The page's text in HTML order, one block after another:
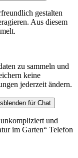
gestalten
Aus diesem
zu sammeln und
keine
jederzeit ändern.
für Chat
und
im Garten“ Telefon